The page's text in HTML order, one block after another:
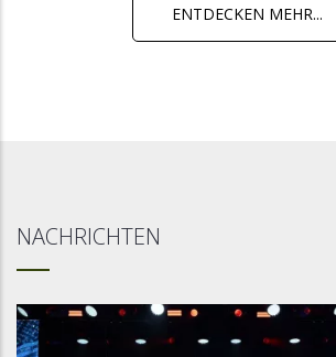
ENTDECKEN MEHR...
NACHRICHTEN